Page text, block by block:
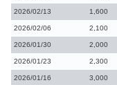
2026/02/13 1,600
2026/02/06 2,100
2026/01/30 2,000
2026/01/23 2,300
2026/01/16 3,000